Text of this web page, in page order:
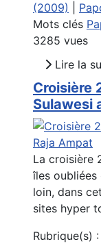
(2009)
Mots clés
3285 vues
Lire la
Croisière
Sulawesi
La croisière
îles oubliées
loin, dans
sites hyper
Rubrique(s) :